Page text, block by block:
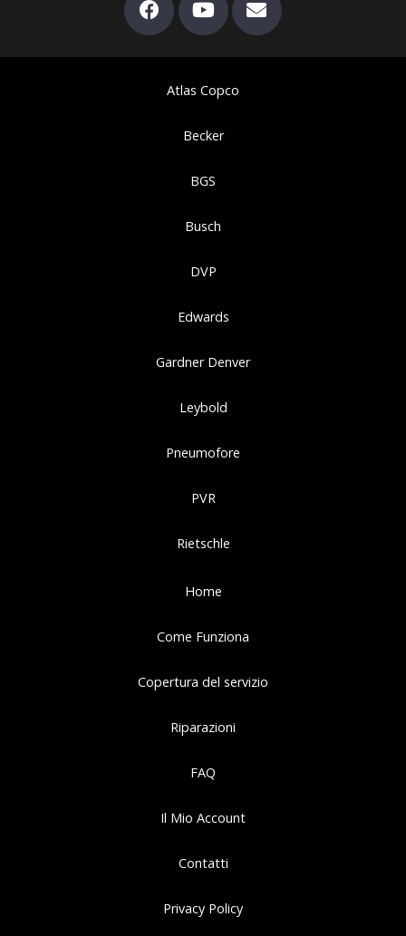
Atlas Copco
Becker
BGS
Busch
DVP
Edwards
Gardner Denver
Leybold
Pneumofore
PVR
Rietschle
Home
Come Funziona
Copertura del servizio
Riparazioni
FAQ
Il Mio Account
Contatti
Privacy Policy